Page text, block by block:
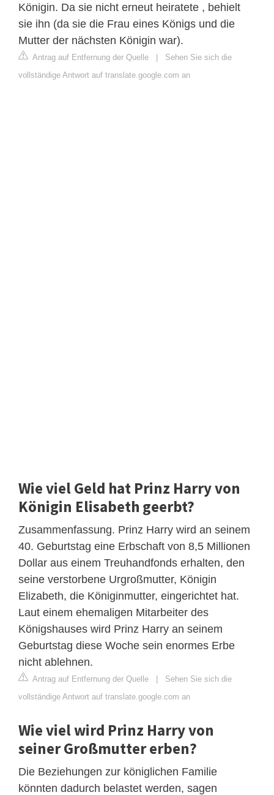
Königin. Da sie nicht erneut heiratete , behielt
sie ihn (da sie die Frau eines Königs und die
Mutter der nächsten Königin war).
Antrag auf Entfernung der Quelle | Sehen Sie sich die
vollständige Antwort auf translate.google.com an
Wie viel Geld hat Prinz Harry von
Königin Elisabeth geerbt?
Zusammenfassung. Prinz Harry wird an seinem
40. Geburtstag eine Erbschaft von 8,5 Millionen
Dollar aus einem Treuhandfonds erhalten, den
seine verstorbene Urgroßmutter, Königin
Elizabeth, die Königinmutter, eingerichtet hat.
Laut einem ehemaligen Mitarbeiter des
Königshauses wird Prinz Harry an seinem
Geburtstag diese Woche sein enormes Erbe
nicht ablehnen.
Antrag auf Entfernung der Quelle | Sehen Sie sich die
vollständige Antwort auf translate.google.com an
Wie viel wird Prinz Harry von
seiner Großmutter erben?
Die Beziehungen zur königlichen Familie
könnten dadurch belastet werden, sagen